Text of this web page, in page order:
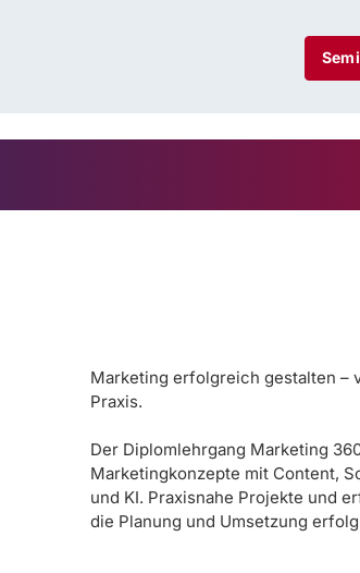
Marketing erfolgreich gestalten –
Praxis.
Der Diplomlehrgang Marketing
Marketingkonzepte mit Content,
und KI. Praxisnahe Projekte und
die Planung und Umsetzung